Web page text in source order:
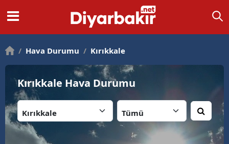
/ Hava Durumu / Kırıkkale
Kırıkkale Hava Durumu